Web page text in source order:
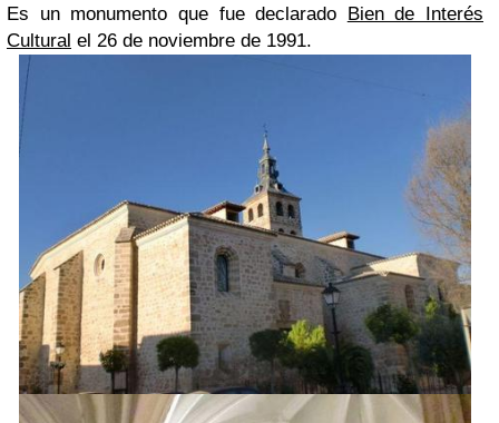
Es un monumento que fue declarado
Bien de Interés
Cultural el 26 de noviembre de 1991.